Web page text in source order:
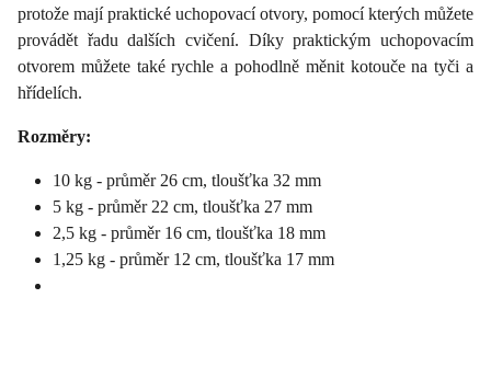
protože mají praktické uchopovací otvory, pomocí kterých můžete
provádět řadu dalších cvičení. Díky praktickým uchopovacím
otvorem můžete také rychle a pohodlně měnit kotouče na tyči a
hřídelích.
Rozměry:
10 kg - průměr 26 cm, tloušťka 32 mm
5 kg - průměr 22 cm, tloušťka 27 mm
2,5 kg - průměr 16 cm, tloušťka 18 mm
1,25 kg - průměr 12 cm, tloušťka 17 mm